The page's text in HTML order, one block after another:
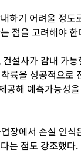
하기 어려울 정도
점을 고려해야
설사가 감내 가
륙을 성공적으로
공해 예측가능성
장에서 손실 인식
는 점도 강조했다.